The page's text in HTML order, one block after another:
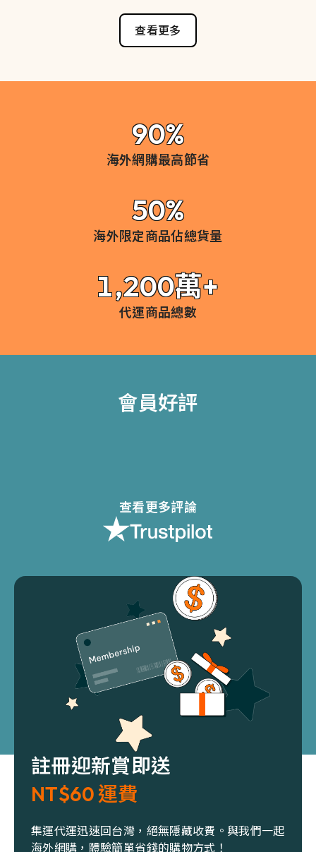
查看更多
90%
海外網購最高節省
50%
海外限定商品佔總貨量
1,200萬+
代運商品總數
會員好評
查看更多評論
註冊迎新賞即送
NT$60 運費
集運代運迅速回台灣，絕無隱藏收費。與我們一起
海外網購，體驗簡單省錢的購物方式！